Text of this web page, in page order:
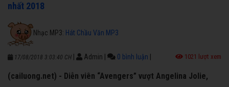
nhất 2018
Nhạc MP3: Hát Chầu Văn MP3
17/08/2018 3:03:40 CH Admin 0 bình luận 1021 lượt xem
(cailuong.net) - Diễn viên “Avengers” vượt Angelina Jolie,